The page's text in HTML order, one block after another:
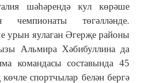
шәһәрендә кул көрәше
чемпионаты төгәлләнде.
урын яулаган Әгерҗе районы
Альмира Хәбибуллина да
командасы составында 45
спортчылар белән бергә